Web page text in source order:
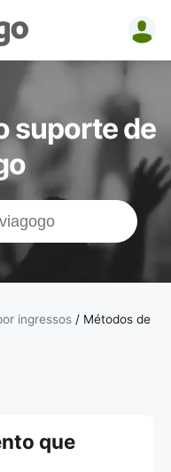
-
e
|
de
da
suporte de
ingressos / Métodos de
que